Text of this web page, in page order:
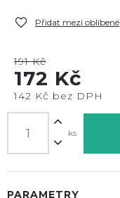
Přidat mezi oblíbené
191 Kč
172 Kč
142 Kč bez DPH
ks
PARAMETRY